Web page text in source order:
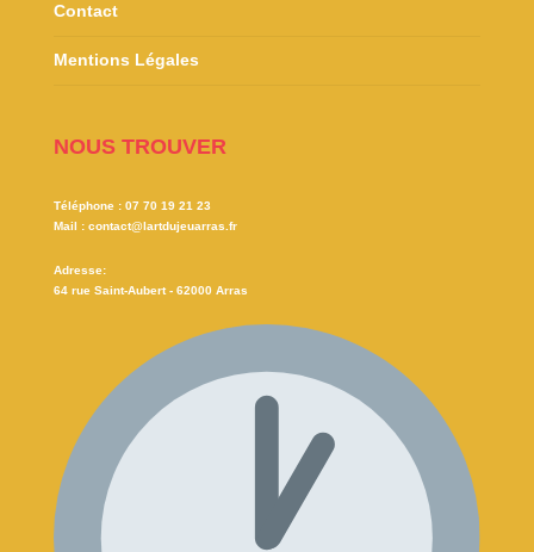
Contact
Mentions Légales
NOUS TROUVER
Téléphone :07 70 19 21 23
Mail :contact@lartdujeuarras.fr
Adresse:
64 rue Saint-Aubert - 62000 Arras